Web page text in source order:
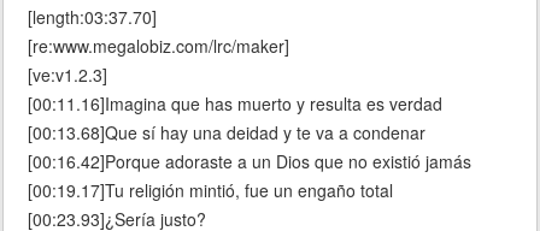
[length:03:37.70]
[re:www.megalobiz.com/lrc/maker]
[ve:v1.2.3]
[00:11.16]Imagina que has muerto y resulta es verdad
[00:13.68]Que sí hay una deidad y te va a condenar
[00:16.42]Porque adoraste a un Dios que no existió jamás
[00:19.17]Tu religión mintió, fue un engaño total
[00:23.93]¿Sería justo?